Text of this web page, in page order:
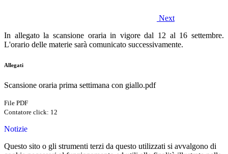
Next
In allegato la scansione oraria in vigore dal 12 al 16 settembre.
L'orario delle materie sarà comunicato successivamente.
Allegati
Scansione oraria prima settimana con giallo.pdf
File PDF
Contatore click: 12
Notizie
Questo sito o gli strumenti terzi da questo utilizzati si avvalgono di